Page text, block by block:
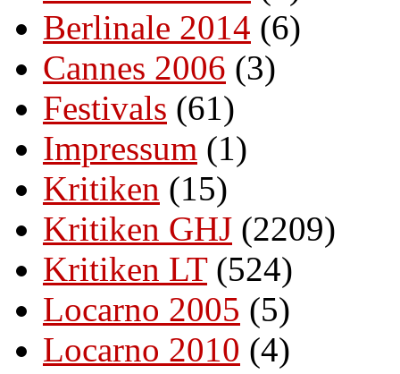
Berlinale 2014 (6)
Cannes 2006 (3)
Festivals (61)
Impressum (1)
Kritiken (15)
Kritiken GHJ (2209)
Kritiken LT(524)
Locarno 2005 (5)
Locarno 2010 (4)